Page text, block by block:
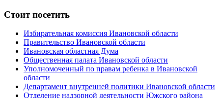
Стоит посетить
Избирательная комиссия Ивановской области
Правительство Ивановской области
Ивановская областная Дума
Общественная палата Ивановской области
Уполномоченный по правам ребенка в Ивановской
области
Департамент внутренней политики Ивановской области
Отделение надзорной деятельности Южского района